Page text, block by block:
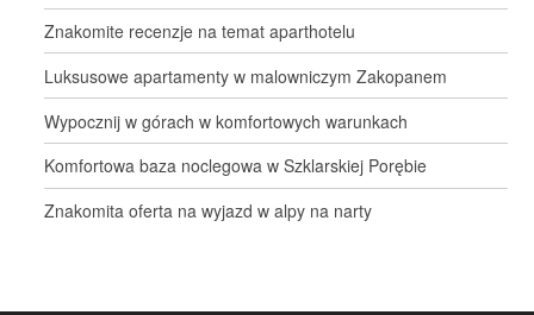
Znakomite recenzje na temat aparthotelu
Luksusowe apartamenty w malowniczym Zakopanem
Wypocznij w górach w komfortowych warunkach
Komfortowa baza noclegowa w Szklarskiej Porębie
Znakomita oferta na wyjazd w alpy na narty